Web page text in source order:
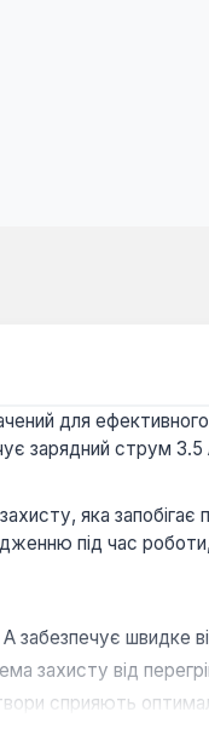
для
зарядний струм
яка запобігає
під час
забезпечує швидке
захисту від
сприяють